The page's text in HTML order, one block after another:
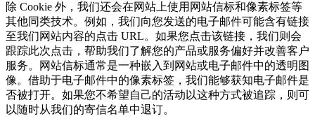
除 Cookie 外，我们还会在网站上使用网站信标和像素标签等
其他同类技术。例如，我们向您发送的电子邮件可能含有链接
至我们网站内容的点击 URL。如果您点击该链接，我们则会
跟踪此次点击，帮助我们了解您的产品或服务偏好并改善客户
服务。网站信标通常是一种嵌入到网站或电子邮件中的透明图
像。借助于电子邮件中的像素标签，我们能够获知电子邮件是
否被打开。如果您不希望自己的活动以这种方式被追踪，则可
以随时从我们的寄信名单中退订。